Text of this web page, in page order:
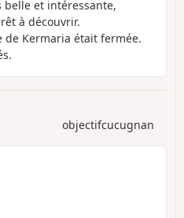
belle et intéressante,
à découvrir.
de Kermaria était fermée.
objectifcucugnan